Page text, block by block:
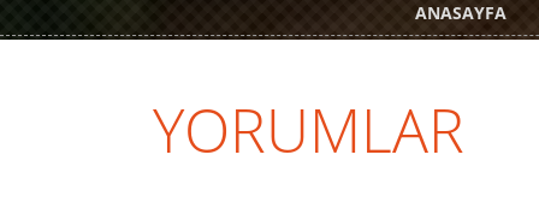
ANASAYFA
YORUMLAR